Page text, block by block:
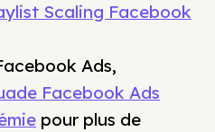
Scaling Facebook
Ads,
Facebook Ads
pour plus de